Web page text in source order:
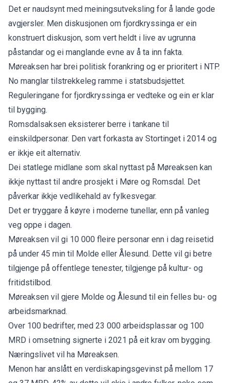
Det er naudsynt med meiningsutveksling for å lande gode
avgjersler. Men diskusjonen om fjordkryssinga er ein
konstruert diskusjon, som vert heldt i live av ugrunna
påstandar og ei manglande evne av å ta inn fakta.
Møreaksen har brei politisk forankring og er prioritert i NTP.
No manglar tilstrekkeleg ramme i statsbudsjettet.
Reguleringane for fjordkryssinga er vedteke og ein er klar
til bygging.
Romsdalsaksen eksisterer berre i tankane til
einskildpersonar. Den vart forkasta av Stortinget i 2014 og
er ikkje eit alternativ.
Dei statlege midlane som skal nyttast på Møreaksen kan
ikkje nyttast til andre prosjekt i Møre og Romsdal. Det
påverkar ikkje vedlikehald av fylkesvegar.
Det er tryggare å køyre i moderne tunellar, enn på vanleg
veg oppe i dagen.
Møreaksen vil gi 10 000 fleire personar enn i dag reisetid
på under 45 min til Molde eller Ålesund. Dette vil gi betre
tilgjenge på offentlege tenester, tilgjenge på kultur- og
fritidstilbod.
Møreaksen vil gjere Molde og Ålesund til ein felles bu- og
arbeidsmarknad.
Over 100 bedrifter, med 23 000 arbeidsplassar og 100
MRD i omsetning signerte i 2021 på eit krav om bygging.
Næringslivet vil ha Møreaksen.
Menon har anslått en verdiskapingsgevinst på mellom 17